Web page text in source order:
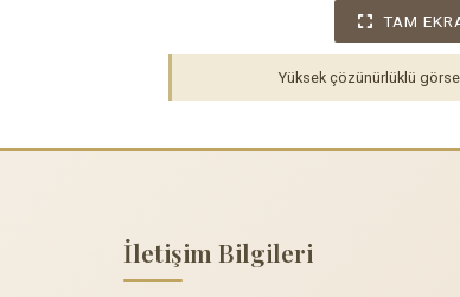
TAM
Yüksek çözünürlüklü
İletişim Bilgileri